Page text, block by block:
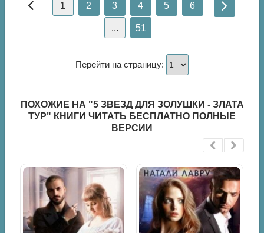
1 2 3 4 5 6
... 51
Перейти на страницу:
ПОХОЖИЕ НА "5 ЗВЕЗД ДЛЯ ЗОЛУШКИ - ЗЛАТА
ТУР" КНИГИ ЧИТАТЬ БЕСПЛАТНО ПОЛНЫЕ
ВЕРСИИ